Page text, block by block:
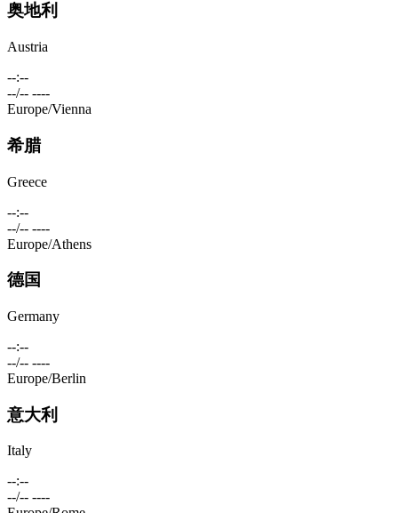
奥地利
Austria
--:--
--/-- ----
Europe/Vienna
希腊
Greece
--:--
--/-- ----
Europe/Athens
德国
Germany
--:--
--/-- ----
Europe/Berlin
意大利
Italy
--:--
--/-- ----